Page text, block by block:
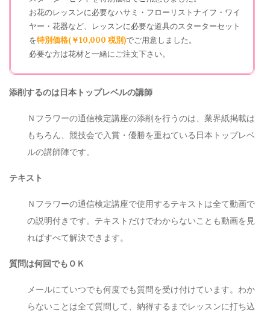
お花のレッスンに必要なハサミ・フローリストナイフ・ワイ
ヤー・花器など、レッスンに必要な道具のスターターセット
を特別価格(￥10,000 税別)でご用意しました。
必要な方は花材と一緒にご注文下さい。
添削するのは日本トップレベルの講師
Ｎフラワーの通信検定講座の添削を行うのは、業界紙掲載は
もちろん、競技会で入賞・優勝を重ねている日本トップレベ
ルの講師陣です。
テキスト
Ｎフラワーの通信検定講座で使用するテキストは全て動画で
の説明付きです。テキストだけでわからないことも動画を見
ればすべて解決できます。
質問は何回でもＯＫ
メールにていつでも何度でも質問を受け付けています。わか
らないことは全て質問して、納得するまでレッスンに打ち込